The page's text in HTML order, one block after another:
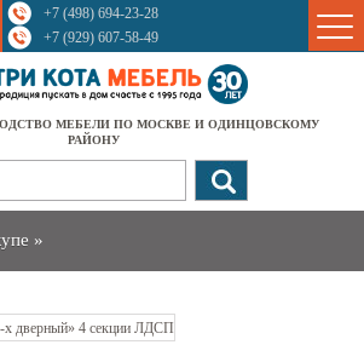
+7 (498) 694-23-28
+7 (929) 607-58-49
МЕБЕЛИ ПО МОСКВЕ И ОДИНЦОВСКОМУ
РАЙОНУ
»